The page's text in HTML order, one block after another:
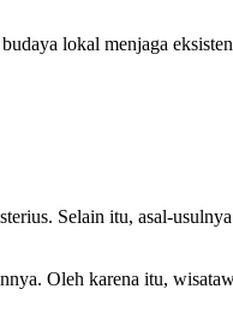
lokal menjaga
Selain itu, asal-
Oleh karena itu,